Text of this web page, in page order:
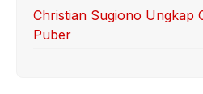
Christian Sugiono Ungkap
Puber